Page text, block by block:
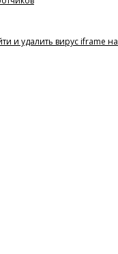
и удалить вирус iframe на